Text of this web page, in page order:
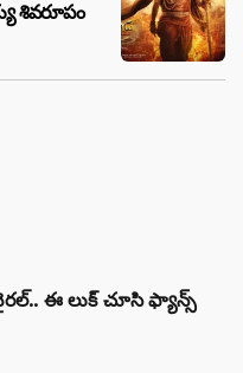
శివరూపం
ఈ లుక్ చూసి ఫ్యాన్స్